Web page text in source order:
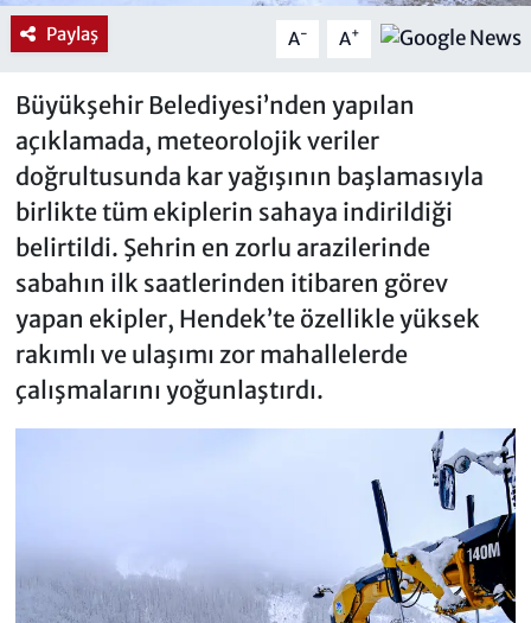
Paylaş A- A+
Büyükşehir Belediyesi’nden yapılan
açıklamada, meteorolojik veriler
doğrultusunda kar yağışının başlamasıyla
birlikte tüm ekiplerin sahaya indirildiği
belirtildi. Şehrin en zorlu arazilerinde
sabahın ilk saatlerinden itibaren görev
yapan ekipler, Hendek’te özellikle yüksek
rakımlı ve ulaşımı zor mahallelerde
çalışmalarını yoğunlaştırdı.